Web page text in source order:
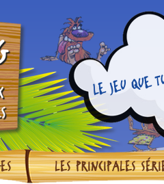
LE JEU QUE
LES PRINCIPALES